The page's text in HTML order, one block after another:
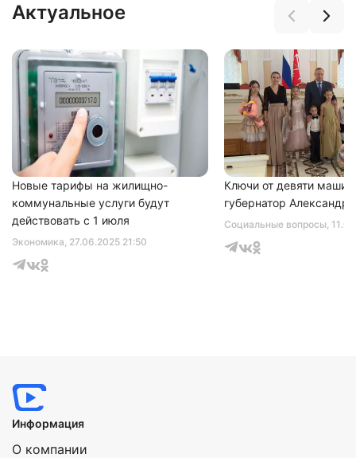
Актуальное
Экономика, 27.06.2025 21:50
Новые тарифы на жилищно-
коммунальные услуги будут
действовать с 1 июля
Социальные вопросы,
Ключи от девяти машин
губернатор Александр
Нажимая на кнопку "Отправить" вы
соглашаетесь сполитикой конфиденциальности
Информация
О компании